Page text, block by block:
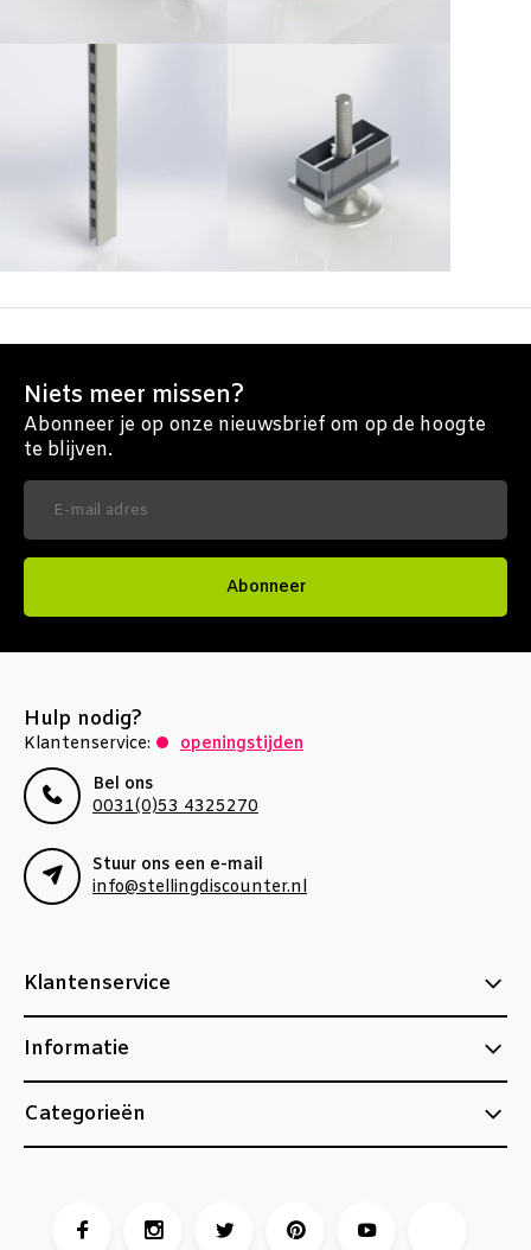
Niets meer missen?
Abonneer je op onze nieuwsbrief om op de hoogte
te blijven.
Abonneer
Hulp nodig?
Klantenservice:
openingstijden
Bel ons
0031(0)53 4325270
Stuur ons een e-mail
info@stellingdiscounter.nl
Klantenservice
Informatie
Categorieën